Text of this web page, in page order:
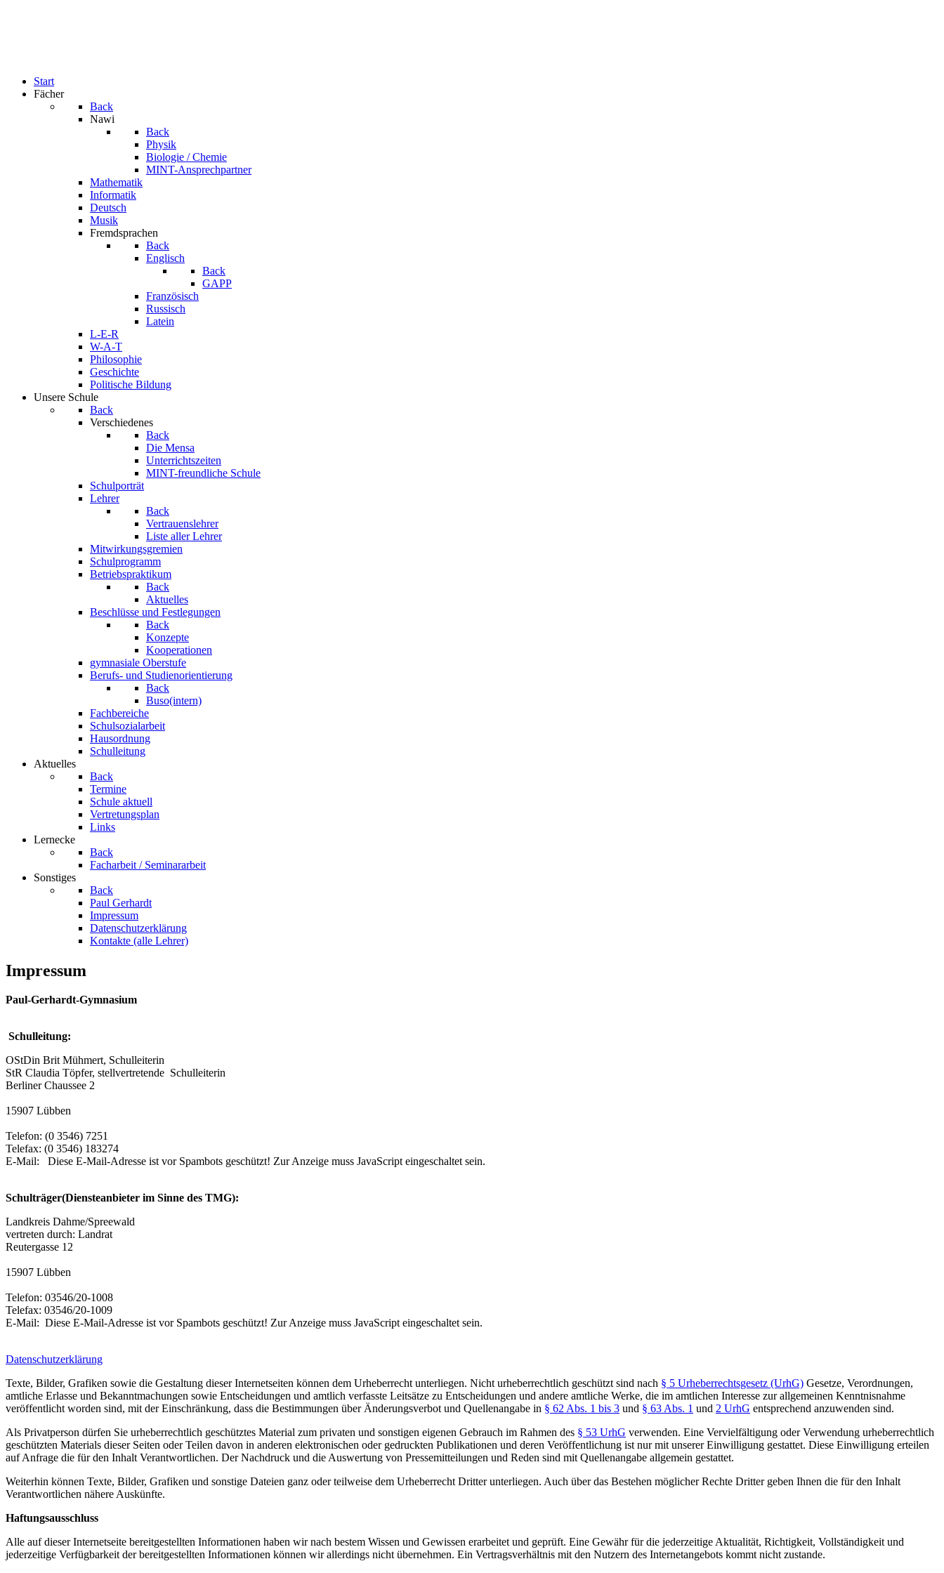
Start
Fächer
Back
Nawi
Back
Physik
Biologie / Chemie
MINT-Ansprechpartner
Mathematik
Informatik
Deutsch
Musik
Fremdsprachen
Back
Englisch
Back
GAPP
Französisch
Russisch
Latein
L-E-R
W-A-T
Philosophie
Geschichte
Politische Bildung
Unsere Schule
Back
Verschiedenes
Back
Die Mensa
Unterrichtszeiten
MINT-freundliche Schule
Schulporträt
Lehrer
Back
Vertrauenslehrer
Liste aller Lehrer
Mitwirkungsgremien
Schulprogramm
Betriebspraktikum
Back
Aktuelles
Beschlüsse und Festlegungen
Back
Konzepte
Kooperationen
gymnasiale Oberstufe
Berufs- und Studienorientierung
Back
Buso(intern)
Fachbereiche
Schulsozialarbeit
Hausordnung
Schulleitung
Aktuelles
Back
Termine
Schule aktuell
Vertretungsplan
Links
Lernecke
Back
Facharbeit / Seminararbeit
Sonstiges
Back
Paul Gerhardt
Impressum
Datenschutzerklärung
Kontakte (alle Lehrer)
Impressum
Paul-Gerhardt-Gymnasium
Schulleitung:
OStDin Brit Mühmert, Schulleiterin
StR Claudia Töpfer, stellvertretende Schulleiterin
Berliner Chaussee 2
15907 Lübben
Telefon: (0 3546) 7251
Telefax: (0 3546) 183274
E-Mail: Diese E-Mail-Adresse ist vor Spambots geschützt! Zur Anzeige muss JavaScript eingeschaltet sein.
Schulträger(Diensteanbieter im Sinne des TMG):
Landkreis Dahme/Spreewald
vertreten durch: Landrat
Reutergasse 12
15907 Lübben
Telefon: 03546/20-1008
Telefax: 03546/20-1009
E-Mail: Diese E-Mail-Adresse ist vor Spambots geschützt! Zur Anzeige muss JavaScript eingeschaltet sein.
Datenschutzerklärung
Texte, Bilder, Grafiken sowie die Gestaltung dieser Internetseiten können dem Urheberrecht unterliegen. Nicht urheberrechtlich geschützt sind nach § 5 Urheberrechtsgesetz (UrhG) Gesetze, Verordnungen,
amtliche Erlasse und Bekanntmachungen sowie Entscheidungen und amtlich verfasste Leitsätze zu Entscheidungen und andere amtliche Werke, die im amtlichen Interesse zur allgemeinen Kenntnisnahme
veröffentlicht worden sind, mit der Einschränkung, dass die Bestimmungen über Änderungsverbot und Quellenangabe in § 62 Abs. 1 bis 3 und § 63 Abs. 1 und 2 UrhG entsprechend anzuwenden sind.
Als Privatperson dürfen Sie urheberrechtlich geschütztes Material zum privaten und sonstigen eigenen Gebrauch im Rahmen des § 53 UrhG verwenden. Eine Vervielfältigung oder Verwendung urheberrechtlich
geschützten Materials dieser Seiten oder Teilen davon in anderen elektronischen oder gedruckten Publikationen und deren Veröffentlichung ist nur mit unserer Einwilligung gestattet. Diese Einwilligung erteilen
auf Anfrage die für den Inhalt Verantwortlichen. Der Nachdruck und die Auswertung von Pressemitteilungen und Reden sind mit Quellenangabe allgemein gestattet.
Weiterhin können Texte, Bilder, Grafiken und sonstige Dateien ganz oder teilweise dem Urheberrecht Dritter unterliegen. Auch über das Bestehen möglicher Rechte Dritter geben Ihnen die für den Inhalt
Verantwortlichen nähere Auskünfte.
Haftungsausschluss
Alle auf dieser Internetseite bereitgestellten Informationen haben wir nach bestem Wissen und Gewissen erarbeitet und geprüft. Eine Gewähr für die jederzeitige Aktualität, Richtigkeit, Vollständigkeit und
jederzeitige Verfügbarkeit der bereitgestellten Informationen können wir allerdings nicht übernehmen. Ein Vertragsverhältnis mit den Nutzern des Internetangebots kommt nicht zustande.